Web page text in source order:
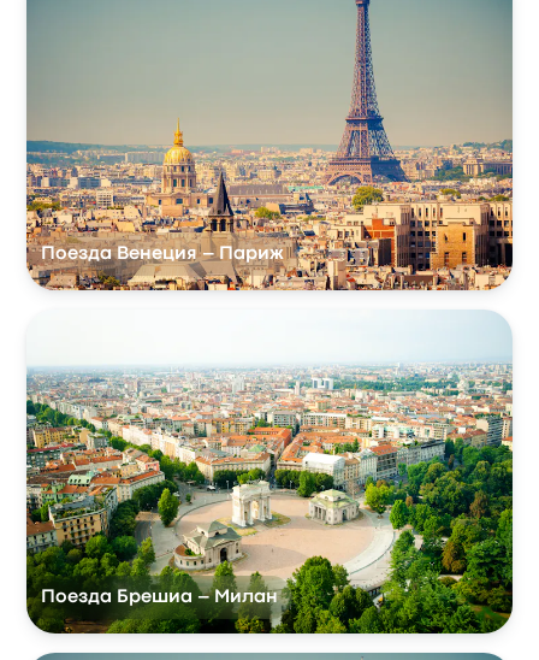
Поезда Венеция – Париж
Поезда Брешиа – Милан